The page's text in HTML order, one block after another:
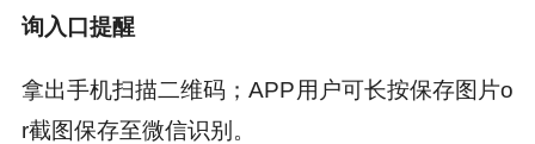
询入口提醒
拿出手机扫描二维码；APP用户可长按保存图片o
r截图保存至微信识别。